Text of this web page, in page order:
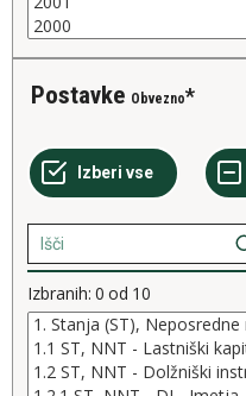
Postavke Obvezno
Izbranih: 0 od 10